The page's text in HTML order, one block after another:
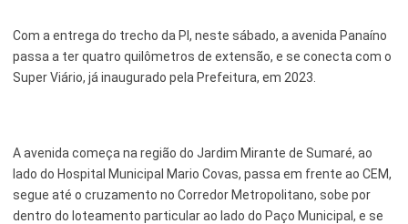
Com a entrega do trecho da PI, neste sábado, a avenida Panaíno
passa a ter quatro quilômetros de extensão, e se conecta com o
Super Viário, já inaugurado pela Prefeitura, em 2023.
A avenida começa na região do Jardim Mirante de Sumaré, ao
lado do Hospital Municipal Mario Covas, passa em frente ao CEM,
segue até o cruzamento no Corredor Metropolitano, sobe por
dentro do loteamento particular ao lado do Paço Municipal, e se